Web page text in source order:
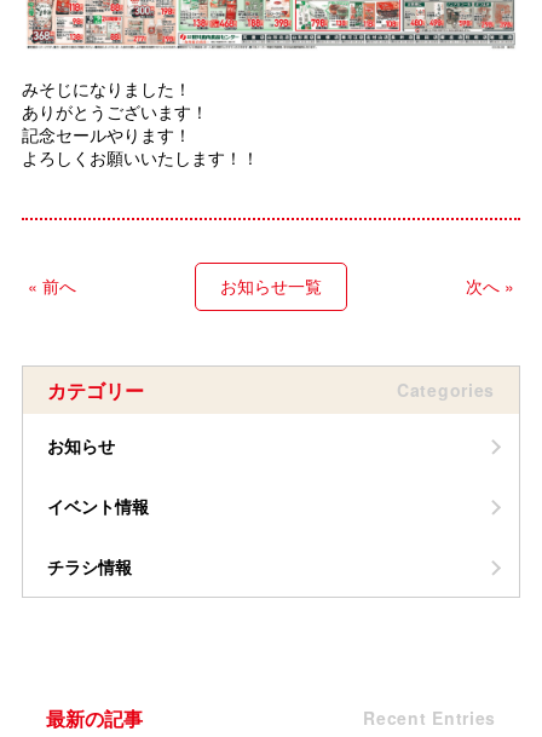
みそじになりました！
ありがとうございます！
記念セールやります！
よろしくお願いいたします！！
« 前へ お知らせ一覧 次へ »
カテゴリー Categories
お知らせ
イベント情報
チラシ情報
最新の記事 Recent Entries